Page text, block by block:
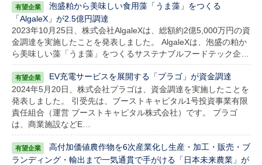
泡盛粕から美味しい食用藻「うま藻」をつくる
「AlgaleX」が2.5億円調達
2023年10月25日、株式会社AlgaleXは、総額約2億5,000万円の資
金調達を実施したことを発表しました。 AlgaleXは、泡盛の粕か
ら美味しい藻「うま藻」をつくるサステナブルフードテック企…
EV充電サービスを展開する「プラゴ」が資金調達
2024年5月20日、株式会社プラゴは、資金調達を実施したことを
発表しました。 引受先は、ブーストキャピタル1号投資事業有限
責任組合（運営 ブーストキャピタル株式会社）です。 プラゴ
は、商業施設などE…
高付加価値農作物を6次産業化し生産・加工・販売・ブ
ランディング・輸出まで一気通貫で手がける「日本未来農業」が